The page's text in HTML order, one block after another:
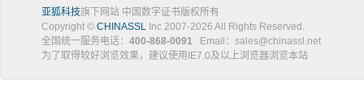
亚狐科技旗下网站 中国数字证书版权所有
Copyright © CHINASSL Inc 2007-2026 All Rights Reserved.
全国统一服务电话： 400-868-0091 Email：sales@chinassl.net
为了取得较好浏览效果，建议使用IE7.0及以上浏览器浏览本站